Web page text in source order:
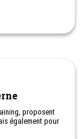
proposent
également pour